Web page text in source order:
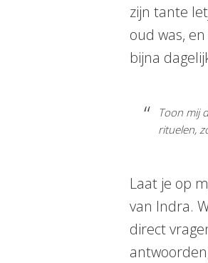
zijn tante
oud was,
bijna
Toon mij
rituelen,
Laat je op
van Indra.
direct